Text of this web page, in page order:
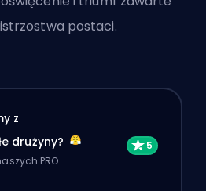
postaci.
z
drużyny?
PRO